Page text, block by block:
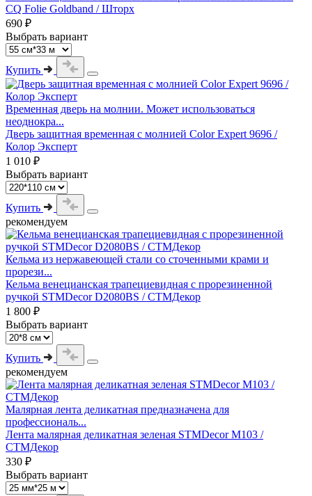
CQ Folie Goldband / Шторх
690 ₽
Выбрать вариант
Купить
Временная дверь на молнии. Может использоваться
неоднокра...
Дверь защитная временная с молнией Color Expert 9696 /
Колор Эксперт
1 010 ₽
Выбрать вариант
Купить
рекомендуем
Кельма из нержавеющей стали со сточенными крами и
прорези...
Кельма венецианская трапециевидная с прорезиненной
ручкой STMDecor D2080BS / СТМДекор
1 800 ₽
Выбрать вариант
Купить
рекомендуем
Малярная лента деликатная предназначена для
профессиональ...
Лента малярная деликатная зеленая STMDecor M103 /
СТМДекор
330 ₽
Выбрать вариант